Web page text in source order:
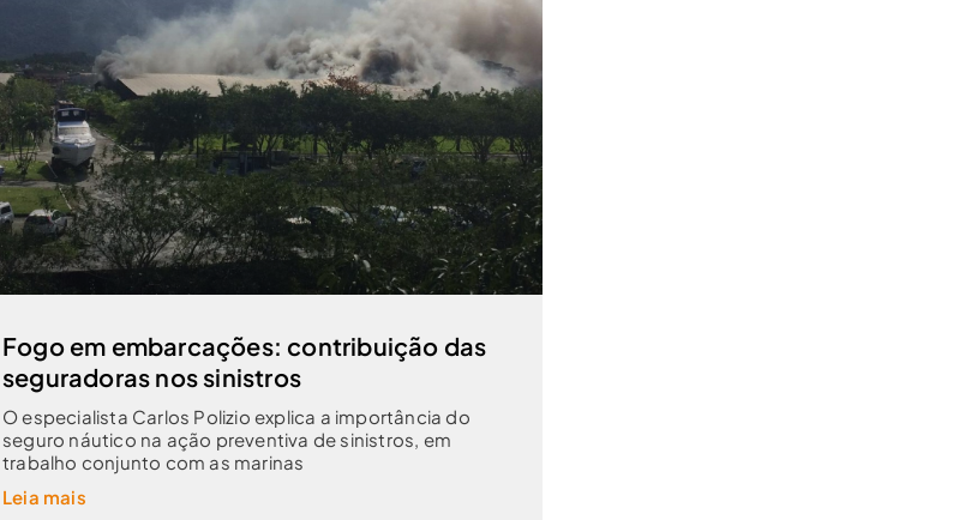
Fogo em embarcações: contribuição das
seguradoras nos sinistros
O especialista Carlos Polizio explica a importância do
seguro náutico na ação preventiva de sinistros, em
trabalho conjunto com as marinas
Leia mais